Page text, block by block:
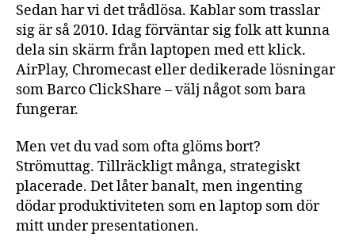
Sedan har vi det trådlösa. Kablar som trasslar
sig är så 2010. Idag förväntar sig folk att kunna
dela sin skärm från laptopen med ett klick.
AirPlay, Chromecast eller dedikerade lösningar
som Barco ClickShare – välj något som bara
fungerar.
Men vet du vad som ofta glöms bort?
Strömuttag. Tillräckligt många, strategiskt
placerade. Det låter banalt, men ingenting
dödar produktiviteten som en laptop som dör
mitt under presentationen.